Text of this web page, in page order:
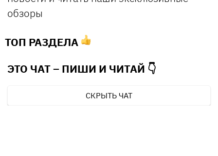
обзоры
ТОП РАЗДЕЛА
ЭТО ЧАТ – ПИШИ И ЧИТАЙ 👇
СКРЫТЬ ЧАТ